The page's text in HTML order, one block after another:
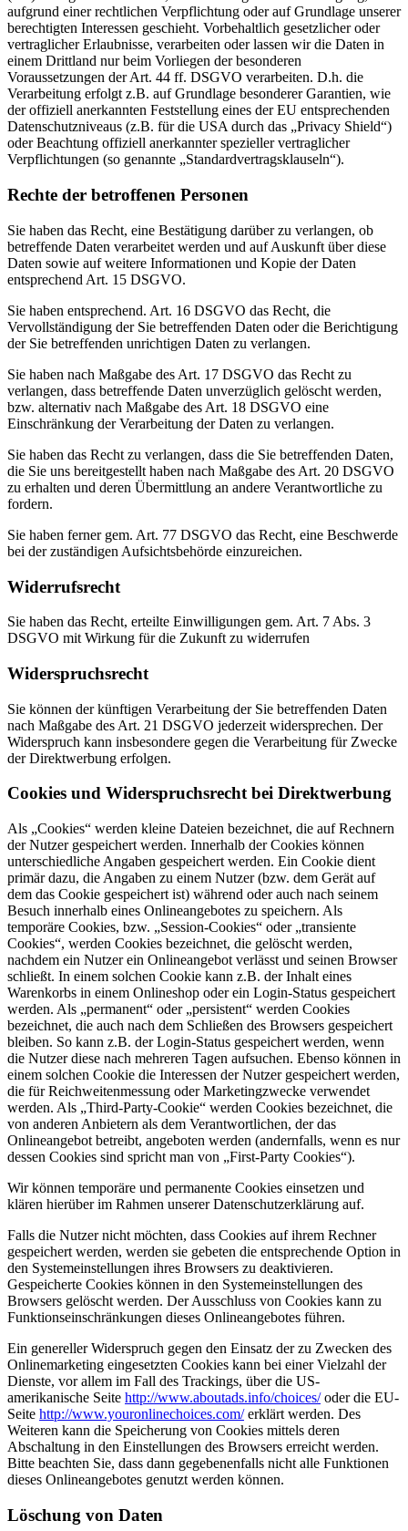
aufgrund einer rechtlichen Verpflichtung oder auf Grundlage unserer
berechtigten Interessen geschieht. Vorbehaltlich gesetzlicher oder
vertraglicher Erlaubnisse, verarbeiten oder lassen wir die Daten in
einem Drittland nur beim Vorliegen der besonderen
Voraussetzungen der Art. 44 ff. DSGVO verarbeiten. D.h. die
Verarbeitung erfolgt z.B. auf Grundlage besonderer Garantien, wie
der offiziell anerkannten Feststellung eines der EU entsprechenden
Datenschutzniveaus (z.B. für die USA durch das „Privacy Shield“)
oder Beachtung offiziell anerkannter spezieller vertraglicher
Verpflichtungen (so genannte „Standardvertragsklauseln“).
Rechte der betroffenen Personen
Sie haben das Recht, eine Bestätigung darüber zu verlangen, ob
betreffende Daten verarbeitet werden und auf Auskunft über diese
Daten sowie auf weitere Informationen und Kopie der Daten
entsprechend Art. 15 DSGVO.
Sie haben entsprechend. Art. 16 DSGVO das Recht, die
Vervollständigung der Sie betreffenden Daten oder die Berichtigung
der Sie betreffenden unrichtigen Daten zu verlangen.
Sie haben nach Maßgabe des Art. 17 DSGVO das Recht zu
verlangen, dass betreffende Daten unverzüglich gelöscht werden,
bzw. alternativ nach Maßgabe des Art. 18 DSGVO eine
Einschränkung der Verarbeitung der Daten zu verlangen.
Sie haben das Recht zu verlangen, dass die Sie betreffenden Daten,
die Sie uns bereitgestellt haben nach Maßgabe des Art. 20 DSGVO
zu erhalten und deren Übermittlung an andere Verantwortliche zu
fordern.
Sie haben ferner gem. Art. 77 DSGVO das Recht, eine Beschwerde
bei der zuständigen Aufsichtsbehörde einzureichen.
Widerrufsrecht
Sie haben das Recht, erteilte Einwilligungen gem. Art. 7 Abs. 3
DSGVO mit Wirkung für die Zukunft zu widerrufen
Widerspruchsrecht
Sie können der künftigen Verarbeitung der Sie betreffenden Daten
nach Maßgabe des Art. 21 DSGVO jederzeit widersprechen. Der
Widerspruch kann insbesondere gegen die Verarbeitung für Zwecke
der Direktwerbung erfolgen.
Cookies und Widerspruchsrecht bei Direktwerbung
Als „Cookies“ werden kleine Dateien bezeichnet, die auf Rechnern
der Nutzer gespeichert werden. Innerhalb der Cookies können
unterschiedliche Angaben gespeichert werden. Ein Cookie dient
primär dazu, die Angaben zu einem Nutzer (bzw. dem Gerät auf
dem das Cookie gespeichert ist) während oder auch nach seinem
Besuch innerhalb eines Onlineangebotes zu speichern. Als
temporäre Cookies, bzw. „Session-Cookies“ oder „transiente
Cookies“, werden Cookies bezeichnet, die gelöscht werden,
nachdem ein Nutzer ein Onlineangebot verlässt und seinen Browser
schließt. In einem solchen Cookie kann z.B. der Inhalt eines
Warenkorbs in einem Onlineshop oder ein Login-Status gespeichert
werden. Als „permanent“ oder „persistent“ werden Cookies
bezeichnet, die auch nach dem Schließen des Browsers gespeichert
bleiben. So kann z.B. der Login-Status gespeichert werden, wenn
die Nutzer diese nach mehreren Tagen aufsuchen. Ebenso können in
einem solchen Cookie die Interessen der Nutzer gespeichert werden,
die für Reichweitenmessung oder Marketingzwecke verwendet
werden. Als „Third-Party-Cookie“ werden Cookies bezeichnet, die
von anderen Anbietern als dem Verantwortlichen, der das
Onlineangebot betreibt, angeboten werden (andernfalls, wenn es nur
dessen Cookies sind spricht man von „First-Party Cookies“).
Wir können temporäre und permanente Cookies einsetzen und
klären hierüber im Rahmen unserer Datenschutzerklärung auf.
Falls die Nutzer nicht möchten, dass Cookies auf ihrem Rechner
gespeichert werden, werden sie gebeten die entsprechende Option in
den Systemeinstellungen ihres Browsers zu deaktivieren.
Gespeicherte Cookies können in den Systemeinstellungen des
Browsers gelöscht werden. Der Ausschluss von Cookies kann zu
Funktionseinschränkungen dieses Onlineangebotes führen.
Ein genereller Widerspruch gegen den Einsatz der zu Zwecken des
Onlinemarketing eingesetzten Cookies kann bei einer Vielzahl der
Dienste, vor allem im Fall des Trackings, über die US-
amerikanische Seite http://www.aboutads.info/choices/oder die EU-
Seite http://www.youronlinechoices.com/erklärt werden. Des
Weiteren kann die Speicherung von Cookies mittels deren
Abschaltung in den Einstellungen des Browsers erreicht werden.
Bitte beachten Sie, dass dann gegebenenfalls nicht alle Funktionen
dieses Onlineangebotes genutzt werden können.
Löschung von Daten